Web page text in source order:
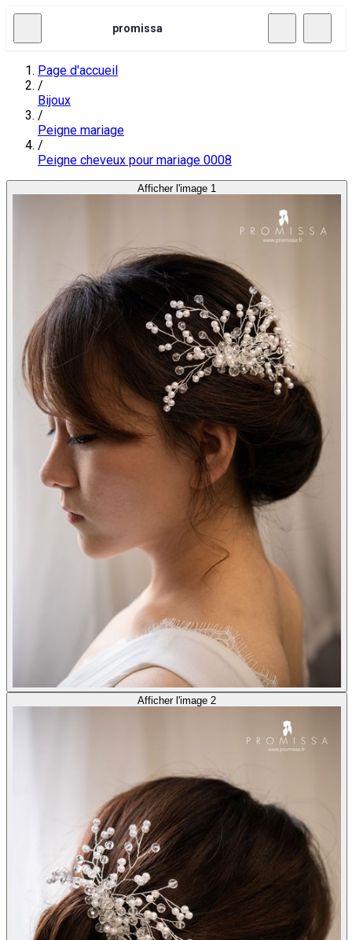
promissa
Page d'accueil
/
Bijoux
/
Peigne mariage
/
Peigne cheveux pour mariage 0008
Afficher l'image 1
Afficher l'image 2